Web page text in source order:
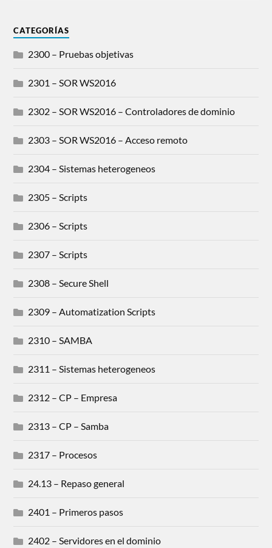
CATEGORÍAS
2300 – Pruebas objetivas
2301 – SOR WS2016
2302 – SOR WS2016 – Controladores de dominio
2303 – SOR WS2016 – Acceso remoto
2304 – Sistemas heterogeneos
2305 – Scripts
2306 – Scripts
2307 – Scripts
2308 – Secure Shell
2309 – Automatization Scripts
2310 – SAMBA
2311 – Sistemas heterogeneos
2312 – CP – Empresa
2313 – CP – Samba
2317 – Procesos
24.13 – Repaso general
2401 – Primeros pasos
2402 – Servidores en el dominio